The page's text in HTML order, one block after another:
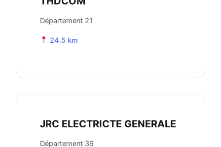
Département 21
24.5 km
JRC ELECTRICTE GENERALE
Département 39